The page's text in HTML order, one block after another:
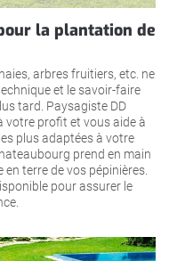
la plantation de
arbres fruitiers, etc. ne
et le savoir-faire
tard. Paysagiste DD
votre profit et vous aide à
plus adaptées à votre
prend en main
terre de vos pépinières.
pour assurer le